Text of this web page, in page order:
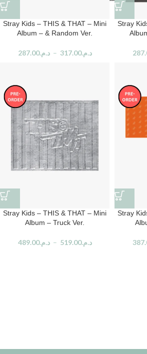
Stray Kids – THIS & THAT – Mini
Album – & Random Ver.
د.م.287.00 – د.م.317.00
Stray
Stray Kids – THIS & THAT – Mini
Album – Truck Ver.
د.م.489.00 – د.م.519.00
Stray